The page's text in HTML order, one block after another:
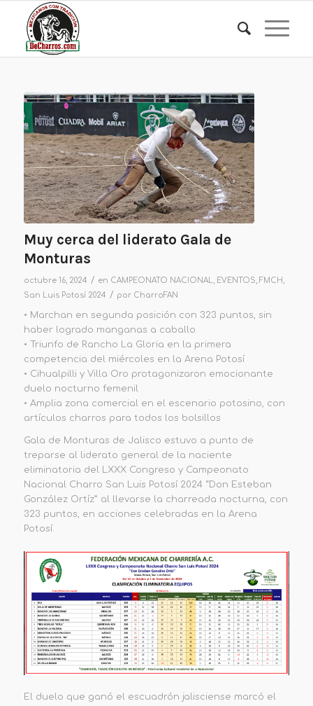
Muy cerca del liderato Gala de
Monturas
octubre 16, 2024 / en CAMPEONATO NACIONAL, EVENTOS, FMCH ,
San Luis Potosí 2024
/ por CharroFAN
• Marchan en segunda posición con 323 puntos, sin
haber logrado manganas a caballo
•
Triunfo de Rancho La Gloria en la primera
competencia del miércoles en la Arena Potosí
• Cihualpilli y Villa Oro protagonizaron emocionante
duelo nocturno femenil
• Amplia zona comercial en el escenario potosino, con
artículos charros para todos los bolsillos
Gala de Monturas de Jalisco estuvo a punto de
treparse al liderato general de la naciente
eliminatoria del LXXX Congreso y Campeonato
Nacional Charro San Luis Potosí 2024 “Don Esteban
González Ortíz” al llevarse la charreada nocturna, con
323 puntos, en acciones celebradas en la Arena
Potosí.
El duelo que ganó el escuadrón jalisciense marcó el